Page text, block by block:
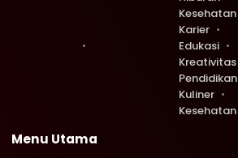
Kesehatan
Karier
Edukasi
Kreativitas
Pendidikan
Kuliner
Kesehatan
Menu Utama